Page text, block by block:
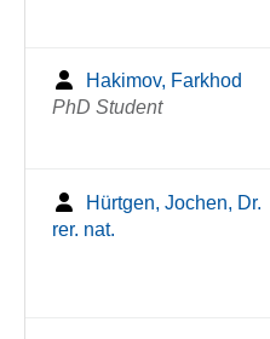
Hakimov, Farkhod
PhD Student
Hürtgen, Jochen, Dr.
rer. nat.